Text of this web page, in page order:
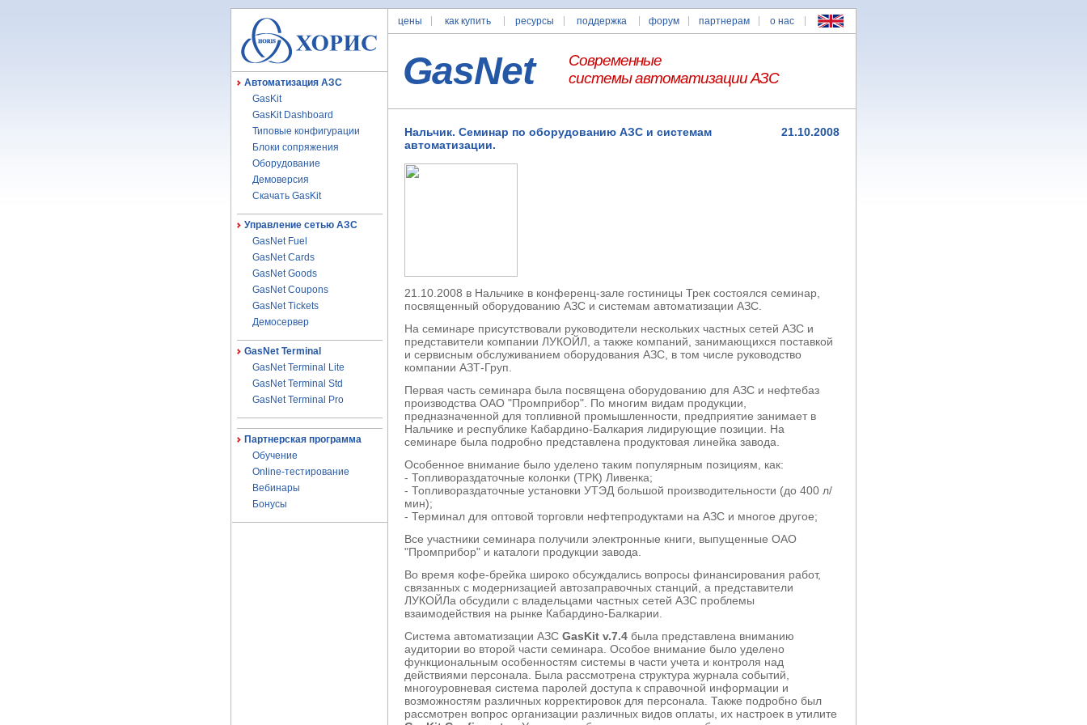
Автоматизация АЗС
GasKit
GasKit Dashboard
Типовые конфигурации
Блоки сопряжения
Оборудование
Демоверсия
Скачать GasKit
Управление сетью АЗС
GasNet Fuel
GasNet Cards
GasNet Goods
GasNet Coupons
GasNet Tickets
Демосервер
GasNet Terminal
GasNet Terminal Lite
GasNet Terminal Std
GasNet Terminal Pro
Партнерская программа
Обучение
Online-тестирование
Вебинары
Бонусы
цены как купить ресурсы поддержка форум партнерам о нас
GasNet
Современные
системы автоматизации АЗС
Нальчик. Семинар по оборудованию АЗС и системам
автоматизации.
21.10.2008
21.10.2008 в Нальчике в конференц-зале гостиницы Трек состоялся семинар,
посвященный оборудованию АЗС и системам автоматизации АЗС.
На семинаре присутствовали руководители нескольких частных сетей АЗС и
представители компании ЛУКОЙЛ, а также компаний, занимающихся поставкой
и сервисным обслуживанием оборудования АЗС, в том числе руководство
компании АЗТ-Груп.
Первая часть семинара была посвящена оборудованию для АЗС и нефтебаз
производства ОАО "Промприбор". По многим видам продукции,
предназначенной для топливной промышленности, предприятие занимает в
Нальчике и республике Кабардино-Балкария лидирующие позиции. На
семинаре была подробно представлена продуктовая линейка завода.
Особенное внимание было уделено таким популярным позициям, как:
- Топливораздаточные колонки (ТРК) Ливенка;
- Топливораздаточные установки УТЭД большой производительности (до 400 л/
мин);
- Терминал для оптовой торговли нефтепродуктами на АЗС и многое другое;
Все участники семинара получили электронные книги, выпущенные ОАО
"Промприбор" и каталоги продукции завода.
Во время кофе-брейка широко обсуждались вопросы финансирования работ,
связанных с модернизацией автозаправочных станций, а представители
ЛУКОЙЛа обсудили с владельцами частных сетей АЗС проблемы
взаимодействия на рынке Кабардино-Балкарии.
Система автоматизации АЗС GasKit v.7.4 была представлена вниманию
аудитории во второй части семинара. Особое внимание было уделено
функциональным особенностям системы в части учета и контроля над
действиями персонала. Была рассмотрена структура журнала событий,
многоуровневая система паролей доступа к справочной информации и
возможностям различных корректировок для персонала. Также подробно был
рассмотрен вопрос организации различных видов оплаты, их настроек в утилите